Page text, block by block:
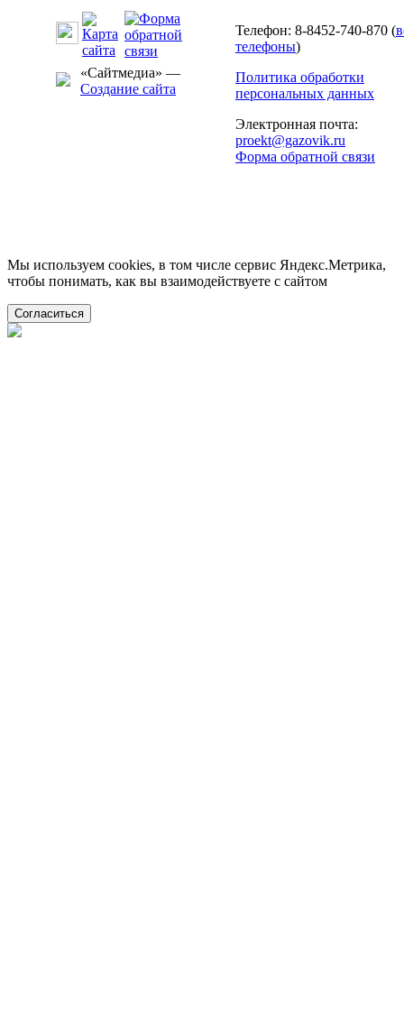
«Сайтмедиа» —
Создание сайта
Телефон: 8-8452-740-870 (
телефоны)
Политика обработки
персональных данных
Электронная почта:
proekt@gazovik.ru
Форма обратной связи
Мы используем cookies, в том числе сервис Яндекс.Метрика,
чтобы понимать, как вы взаимодействуете с сайтом
Согласиться